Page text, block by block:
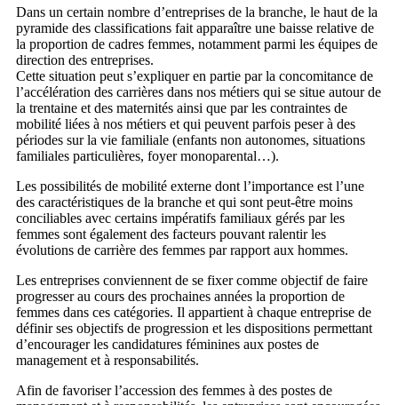
Dans un certain nombre d’entreprises de la branche, le haut de la
pyramide des classifications fait apparaître une baisse relative de
la proportion de cadres femmes, notamment parmi les équipes de
direction des entreprises.
Cette situation peut s’expliquer en partie par la concomitance de
l’accélération des carrières dans nos métiers qui se situe autour de
la trentaine et des maternités ainsi que par les contraintes de
mobilité liées à nos métiers et qui peuvent parfois peser à des
périodes sur la vie familiale (enfants non autonomes, situations
familiales particulières, foyer monoparental…).
Les possibilités de mobilité externe dont l’importance est l’une
des caractéristiques de la branche et qui sont peut-être moins
conciliables avec certains impératifs familiaux gérés par les
femmes sont également des facteurs pouvant ralentir les
évolutions de carrière des femmes par rapport aux hommes.
Les entreprises conviennent de se fixer comme objectif de faire
progresser au cours des prochaines années la proportion de
femmes dans ces catégories. Il appartient à chaque entreprise de
définir ses objectifs de progression et les dispositions permettant
d’encourager les candidatures féminines aux postes de
management et à responsabilités.
Afin de favoriser l’accession des femmes à des postes de